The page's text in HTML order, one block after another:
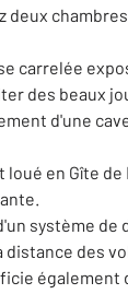
deux
carrelée
des beaux
d'une
loué en Gîte
système de
des
également